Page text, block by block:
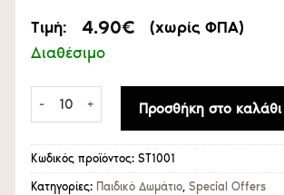
Τιμή: 4.90€
(χωρίς ΦΠΑ)
Διαθέσιμο
Παιδικά σεντόνια μονά διαφορα σχεδια
Προσθήκη στο καλάθι
Κωδικός προϊόντος: ST1001
Κατηγορίες: Παιδικό Δωμάτιο, Special Offers